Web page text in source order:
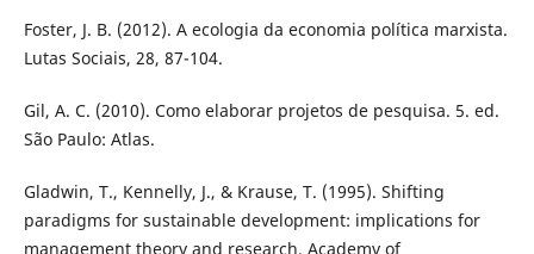
Foster, J. B. (2012). A ecologia da economia política marxista.
Lutas Sociais, 28, 87-104.
Gil, A. C. (2010). Como elaborar projetos de pesquisa. 5. ed.
São Paulo: Atlas.
Gladwin, T., Kennelly, J., & Krause, T. (1995). Shifting
paradigms for sustainable development: implications for
management theory and research. Academy of